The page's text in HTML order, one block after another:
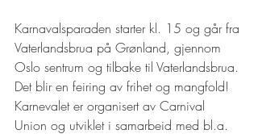
Karnavalsparaden starter kl. 15 og går fra
Vaterlandsbrua på Grønland, gjennom
Oslo sentrum og tilbake til Vaterlandsbrua.
Det blir en feiring av frihet og mangfold!
Karnevalet er organisert av Carnival
Union og utviklet i samarbeid med bl.a.